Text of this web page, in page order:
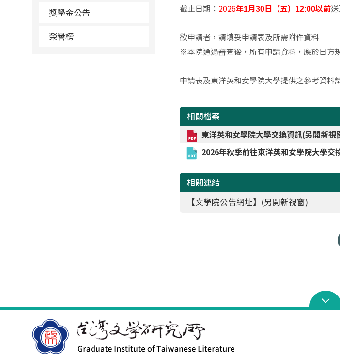
獎學金公告
榮譽榜
截止日期： 2026年1月30日（五）12:00以前
欲申請者，請填妥申請表及所需附件資料
※本院通過審查後，所有申請資料，應於日方
申請表及東洋英和女學院大學提供之參考資料
相關檔案
東洋英和女學院大學交換資訊(另開新視
2026年秋季前往東洋英和女學院大學交
相關連結
【文學院公告網址】(另開新視窗)